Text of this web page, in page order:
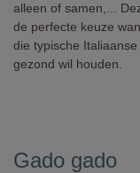
alleen of samen,...
de perfecte keuze
die typische
gezond wil houden.
Gado gado